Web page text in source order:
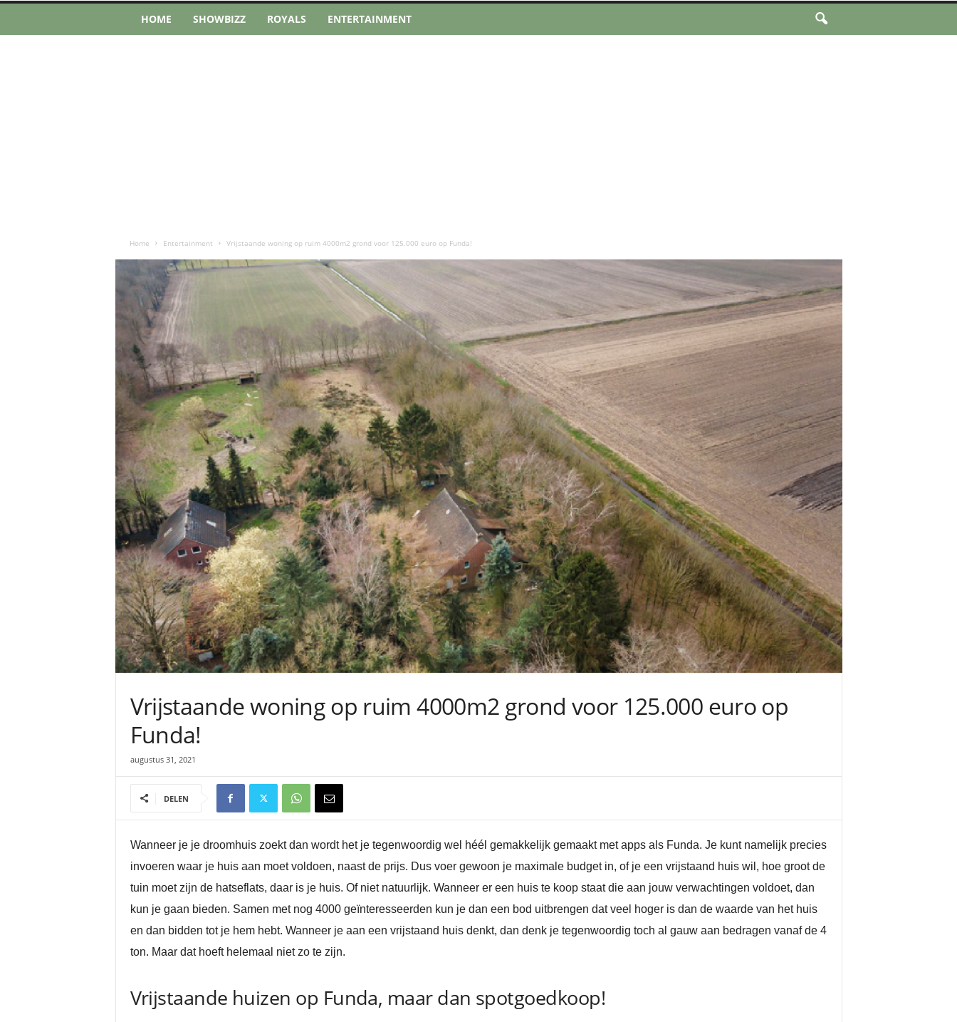
HOME SHOWBIZZ ROYALS ENTERTAINMENT
Home Entertainment Vrijstaande woning op ruim 4000m2 grond voor 125.000 euro op Funda!
Vrijstaande woning op ruim 4000m2 grond voor 125.000 euro op
Funda!
augustus 31, 2021
DELEN
Wanneer je je droomhuis zoekt dan wordt het je tegenwoordig wel héél gemakkelijk gemaakt met apps als Funda. Je kunt namelijk precies
invoeren waar je huis aan moet voldoen, naast de prijs. Dus voer gewoon je maximale budget in, of je een vrijstaand huis wil, hoe groot de
tuin moet zijn de hatseflats, daar is je huis. Of niet natuurlijk. Wanneer er een huis te koop staat die aan jouw verwachtingen voldoet, dan
kun je gaan bieden. Samen met nog 4000 geïnteresseerden kun je dan een bod uitbrengen dat veel hoger is dan de waarde van het huis
en dan bidden tot je hem hebt. Wanneer je aan een vrijstaand huis denkt, dan denk je tegenwoordig toch al gauw aan bedragen vanaf de 4
ton. Maar dat hoeft helemaal niet zo te zijn.
Vrijstaande huizen op Funda, maar dan spotgoedkoop!